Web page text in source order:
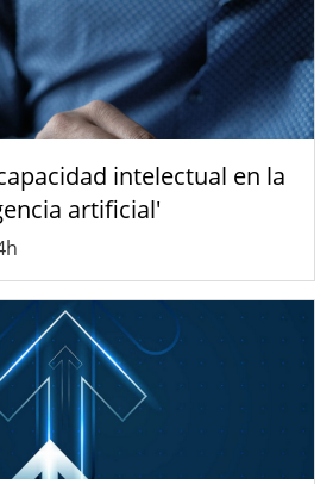
intelectual en la
artificial'